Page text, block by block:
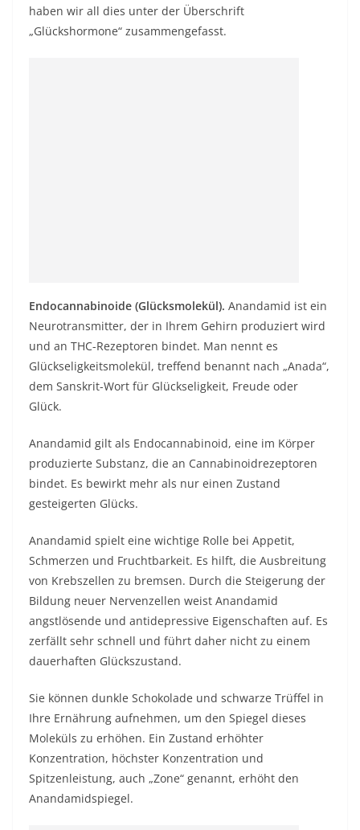
haben wir all dies unter der Überschrift
„Glückshormone“ zusammengefasst.
Endocannabinoide (Glücksmolekül). Anandamid ist ein
Neurotransmitter, der in Ihrem Gehirn produziert wird
und an THC-Rezeptoren bindet. Man nennt es
Glückseligkeitsmolekül, treffend benannt nach „Anada“,
dem Sanskrit-Wort für Glückseligkeit, Freude oder
Glück.
Anandamid gilt als Endocannabinoid, eine im Körper
produzierte Substanz, die an Cannabinoidrezeptoren
bindet. Es bewirkt mehr als nur einen Zustand
gesteigerten Glücks.
Anandamid spielt eine wichtige Rolle bei Appetit,
Schmerzen und Fruchtbarkeit. Es hilft, die Ausbreitung
von Krebszellen zu bremsen. Durch die Steigerung der
Bildung neuer Nervenzellen weist Anandamid
angstlösende und antidepressive Eigenschaften auf. Es
zerfällt sehr schnell und führt daher nicht zu einem
dauerhaften Glückszustand.
Sie können dunkle Schokolade und schwarze Trüffel in
Ihre Ernährung aufnehmen, um den Spiegel dieses
Moleküls zu erhöhen. Ein Zustand erhöhter
Konzentration, höchster Konzentration und
Spitzenleistung, auch „Zone“ genannt, erhöht den
Anandamidspiegel.